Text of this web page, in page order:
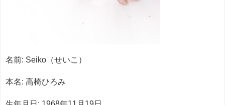
名前: Seiko（せいこ）
本名: 高椅ひろみ